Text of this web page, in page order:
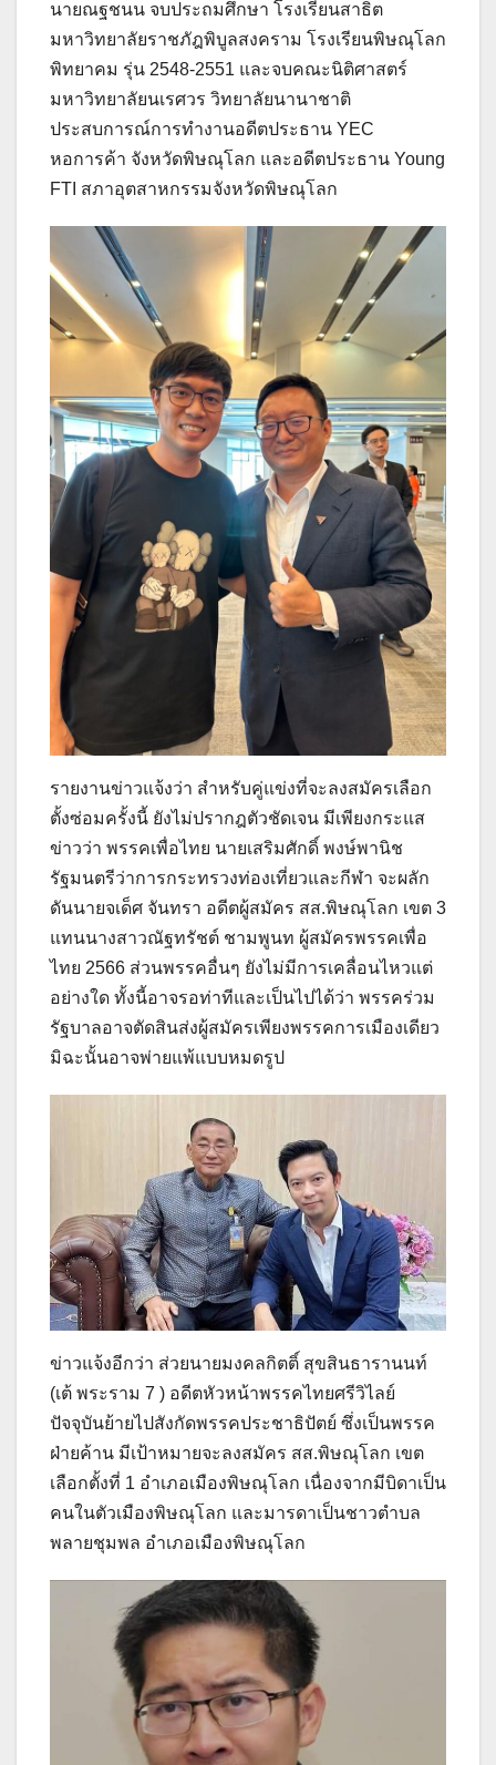
นายณฐชนน จบประถมศึกษา โรงเรียนสาธิต
มหาวิทยาลัยราชภัฎพิบูลสงคราม โรงเรียนพิษณุโลก
พิทยาคม รุ่น 2548-2551 และจบคณะนิติศาสตร์
มหาวิทยาลัยนเรศวร วิทยาลัยนานาชาติ
ประสบการณ์การทำงานอดีตประธาน YEC
หอการค้า จังหวัดพิษณุโลก และอดีตประธาน Young
FTI สภาอุตสาหกรรมจังหวัดพิษณุโลก
รายงานข่าวแจ้งว่า สำหรับคู่แข่งที่จะลงสมัครเลือก
ตั้งซ่อมครั้งนี้ ยังไม่ปรากฎตัวชัดเจน มีเพียงกระแส
ข่าวว่า พรรคเพื่อไทย นายเสริมศักดิ์ พงษ์พานิช
รัฐมนตรีว่าการกระทรวงท่องเที่ยวและกีฬา จะผลัก
ดันนายจเด็ศ จันทรา อดีตผู้สมัคร สส.พิษณุโลก เขต 3
แทนนางสาวณัฐทรัชต์ ชามพูนท ผู้สมัครพรรคเพื่อ
ไทย 2566 ส่วนพรรคอื่นๆ ยังไม่มีการเคลื่อนไหวแต่
อย่างใด ทั้งนี้อาจรอท่าทีและเป็นไปได้ว่า พรรคร่วม
รัฐบาลอาจตัดสินส่งผู้สมัครเพียงพรรคการเมืองเดียว
มิฉะนั้นอาจพ่ายแพ้แบบหมดรูป
ข่าวแจ้งอีกว่า ส่วยนายมงคลกิตติ์ สุขสินธารานนท์
(เต้ พระราม 7 ) อดีตหัวหน้าพรรคไทยศรีวิไลย์
ปัจจุบันย้ายไปสังกัดพรรคประชาธิปัตย์ ซึ่งเป็นพรรค
ฝ่ายค้าน มีเป้าหมายจะลงสมัคร สส.พิษณุโลก เขต
เลือกตั้งที่ 1 อำเภอเมืองพิษณุโลก เนื่องจากมีบิดาเป็น
คนในตัวเมืองพิษณุโลก และมารดาเป็นชาวตำบล
พลายชุมพล อำเภอเมืองพิษณุโลก